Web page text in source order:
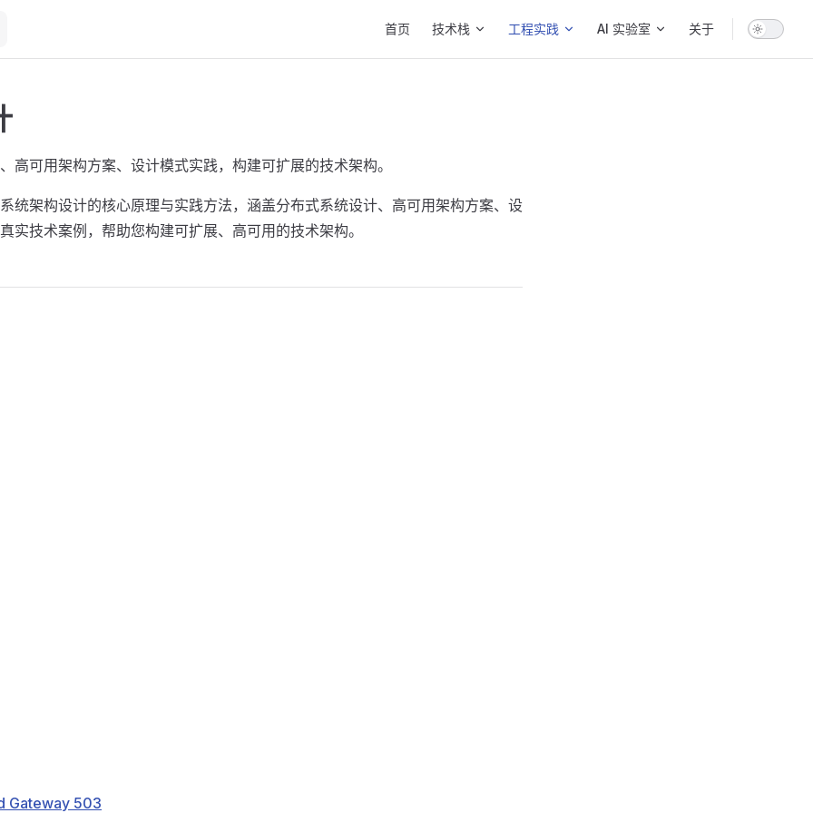
首页 技术栈 工程实践 AI 实验室 关于
高可用架构方案、设计模式实践，构建可扩展的技术架构。
统架构设计的核心原理与实践方法，涵盖分布式系统设计、高可用架构方案、设
实技术案例，帮助您构建可扩展、高可用的技术架构。
Gateway 503